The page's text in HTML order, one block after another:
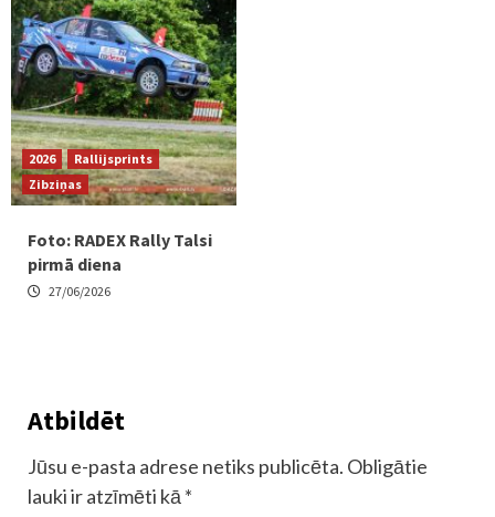
2026
Rallijsprints
Zibziņas
Foto: RADEX Rally Talsi
pirmā diena
27/06/2026
Atbildēt
Jūsu e-pasta adrese netiks publicēta. Obligātie
lauki ir atzīmēti kā*